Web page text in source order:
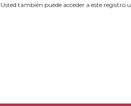
Usted también puede acceder a este registro